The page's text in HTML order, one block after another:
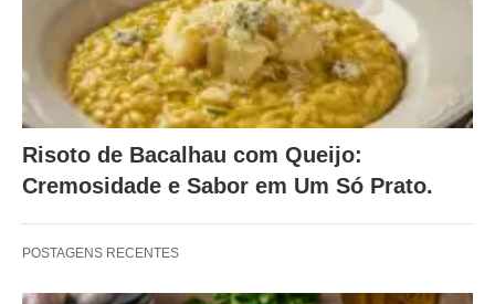
Risoto de Bacalhau com Queijo:
Cremosidade e Sabor em Um Só Prato.
POSTAGENS RECENTES